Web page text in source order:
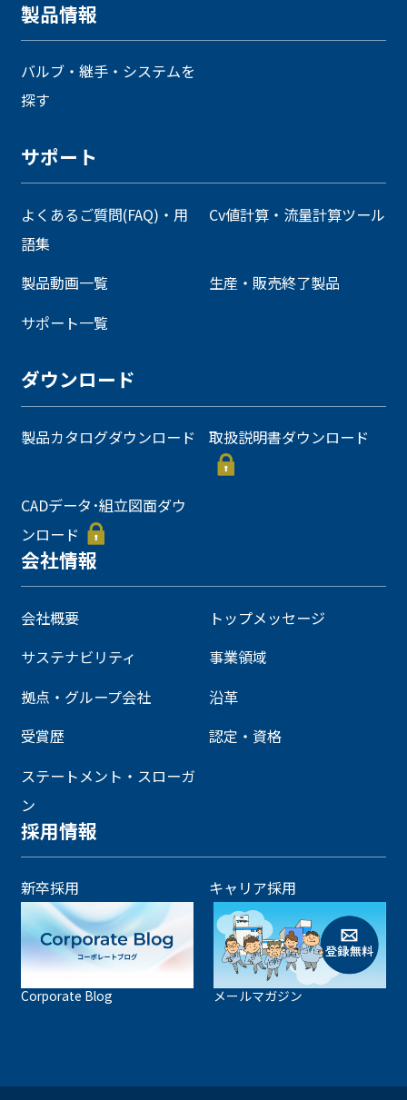
製品情報
バルブ・継手・システムを
探す
サポート
よくあるご質問(FAQ)・用
語集
Cv値計算・流量計算ツール
製品動画一覧
生産・販売終了製品
サポート一覧
ダウンロード
製品カタログダウンロード 取扱説明書ダウンロード
CADデータ･組立図面ダウ
ンロード
会社情報
会社概要
トップメッセージ
サステナビリティ
事業領域
拠点・グループ会社
沿革
受賞歴
認定・資格
ステートメント・スローガ
ン
採用情報
新卒採用 キャリア採用
Corporate Blog メールマガジン